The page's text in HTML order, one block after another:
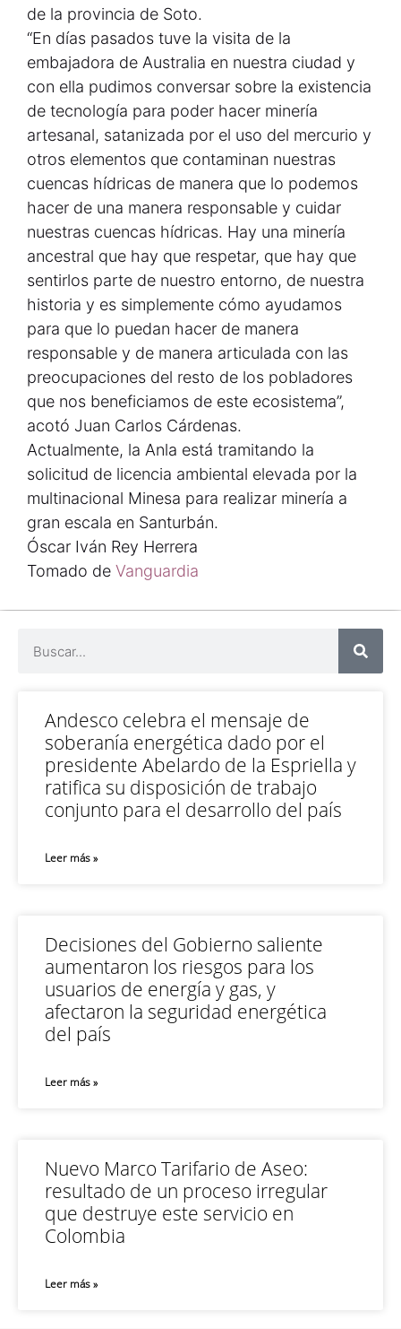
de la provincia de Soto.
“En días pasados tuve la visita de la
embajadora de Australia en nuestra ciudad y
con ella pudimos conversar sobre la existencia
de tecnología para poder hacer minería
artesanal, satanizada por el uso del mercurio y
otros elementos que contaminan nuestras
cuencas hídricas de manera que lo podemos
hacer de una manera responsable y cuidar
nuestras cuencas hídricas. Hay una minería
ancestral que hay que respetar, que hay que
sentirlos parte de nuestro entorno, de nuestra
historia y es simplemente cómo ayudamos
para que lo puedan hacer de manera
responsable y de manera articulada con las
preocupaciones del resto de los pobladores
que nos beneficiamos de este ecosistema”,
acotó Juan Carlos Cárdenas.
Actualmente, la Anla está tramitando la
solicitud de licencia ambiental elevada por la
multinacional Minesa para realizar minería a
gran escala en Santurbán.
Óscar Iván Rey Herrera
Tomado de Vanguardia
Andesco celebra el mensaje de
soberanía energética dado por el
presidente Abelardo de la Espriella y
ratifica su disposición de trabajo
conjunto para el desarrollo del país
Leer más »
Decisiones del Gobierno saliente
aumentaron los riesgos para los
usuarios de energía y gas, y
afectaron la seguridad energética
del país
Leer más »
Nuevo Marco Tarifario de Aseo:
resultado de un proceso irregular
que destruye este servicio en
Colombia
Leer más »